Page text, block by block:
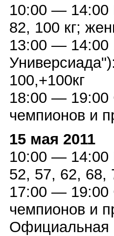
10:00 — 14:00
82, 100 кг;
13:00 — 14:00
100,+100кг
18:00 — 19:00
чемпионов и
15 мая 2011
10:00 — 14:00
52, 57, 62, 68,
17:00 — 19:00
чемпионов и
Официальная